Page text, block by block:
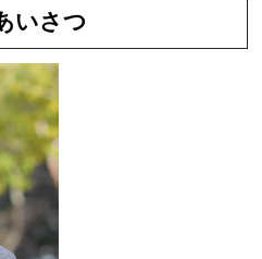
いさつ